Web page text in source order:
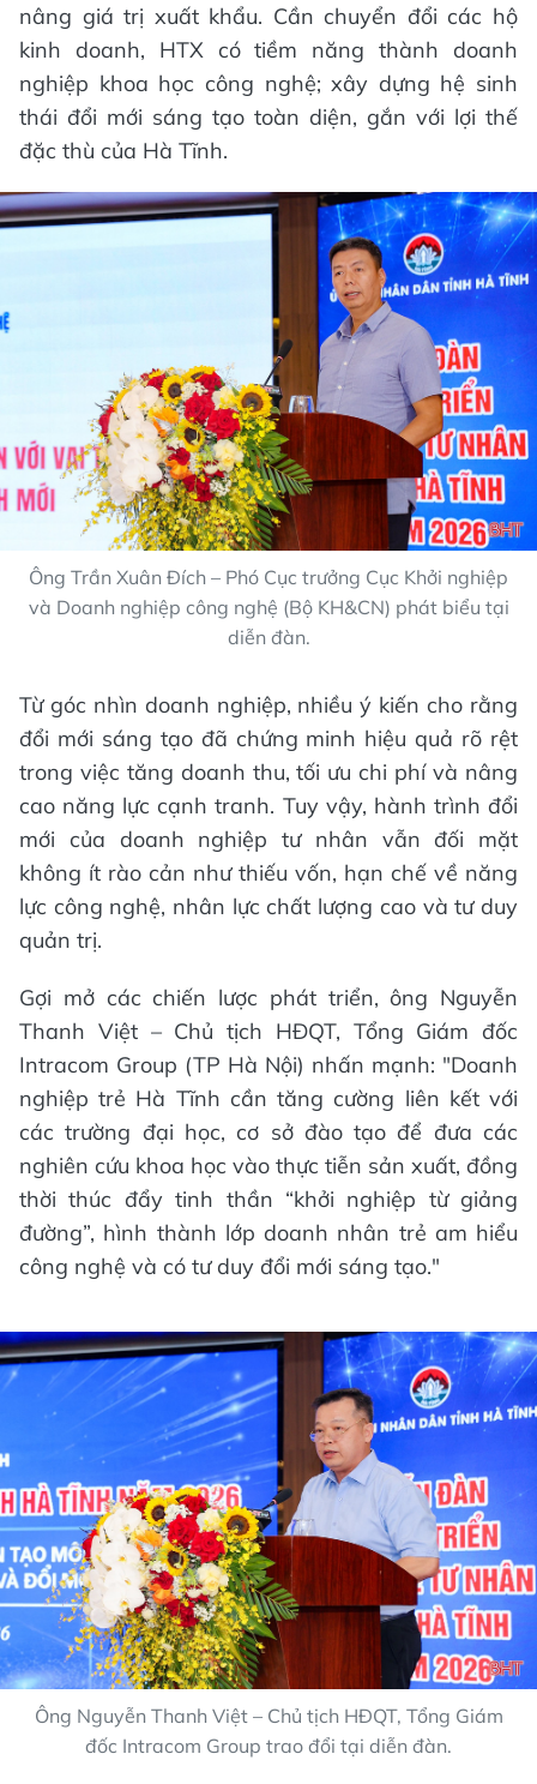
nâng giá trị xuất khẩu. Cần chuyển đổi các hộ
kinh doanh, HTX có tiềm năng thành doanh
nghiệp khoa học công nghệ; xây dựng hệ sinh
thái đổi mới sáng tạo toàn diện, gắn với lợi thế
đặc thù của Hà Tĩnh.
Ông Trần Xuân Đích – Phó Cục trưởng Cục Khởi nghiệp
và Doanh nghiệp công nghệ (Bộ KH&CN) phát biểu tại
diễn đàn.
Từ góc nhìn doanh nghiệp, nhiều ý kiến cho rằng
đổi mới sáng tạo đã chứng minh hiệu quả rõ rệt
trong việc tăng doanh thu, tối ưu chi phí và nâng
cao năng lực cạnh tranh. Tuy vậy, hành trình đổi
mới của doanh nghiệp tư nhân vẫn đối mặt
không ít rào cản như thiếu vốn, hạn chế về năng
lực công nghệ, nhân lực chất lượng cao và tư duy
quản trị.
Gợi mở các chiến lược phát triển, ông Nguyễn
Thanh Việt – Chủ tịch HĐQT, Tổng Giám đốc
Intracom Group (TP Hà Nội) nhấn mạnh: "Doanh
nghiệp trẻ Hà Tĩnh cần tăng cường liên kết với
các trường đại học, cơ sở đào tạo để đưa các
nghiên cứu khoa học vào thực tiễn sản xuất, đồng
thời thúc đẩy tinh thần “khởi nghiệp từ giảng
đường”, hình thành lớp doanh nhân trẻ am hiểu
công nghệ và có tư duy đổi mới sáng tạo."
Ông Nguyễn Thanh Việt – Chủ tịch HĐQT, Tổng Giám
đốc Intracom Group trao đổi tại diễn đàn.